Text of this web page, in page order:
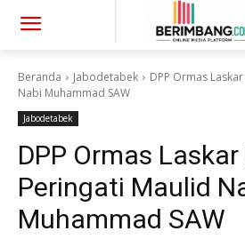
Beranda Jabodetabek
DPP Ormas
Nabi Muhammad SAW
Jabodetabek
DPP Ormas
Peringati Maulid
Muhammad SAW